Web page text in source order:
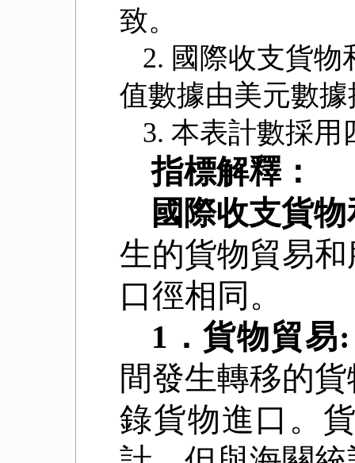
致。
2. 國際收支貨
值數據由美元數
3.本表計數採用
指標解釋：
國際收支貨
生的貨物貿易
口徑相同。
1 ．貨物貿易:
間發生轉移的
錄貨物進口。